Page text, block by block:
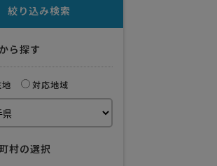
得意業界
建設業
飲食業
絞り込み検索
ら探す
対応地域
村の選択